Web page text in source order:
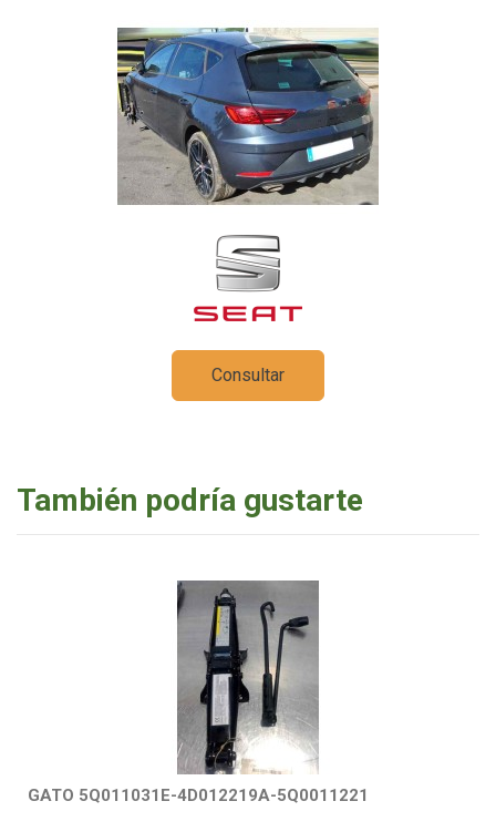
Consultar
También podría gustarte
GATO 5Q011031E-4D012219A-5Q0011221